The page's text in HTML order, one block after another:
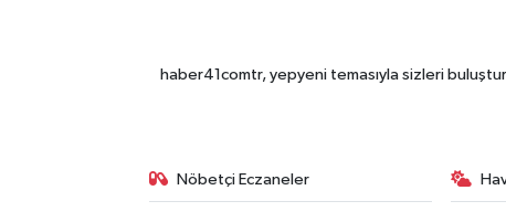
haber41comtr, yepyeni temasıyla sizleri
Nöbetçi Eczaneler